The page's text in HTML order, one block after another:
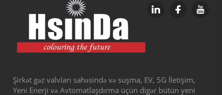
Şirkət gəz valvları sahəsində və suşma, EV, 5G İletişim,
Yeni Enerji və Avtomatlaşdırma üçün digər bütün yeni